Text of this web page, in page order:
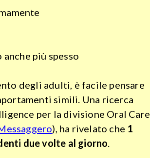
più spesso
degli adulti, è facile pensare
simili. Una ricerca
per la divisione Oral Care
), ha rivelato che 1
due volte al giorno.